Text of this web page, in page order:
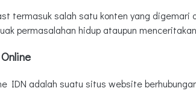
termasuk salah satu konten yang
permasalahan hidup ataupun
IDN adalah suatu situs website